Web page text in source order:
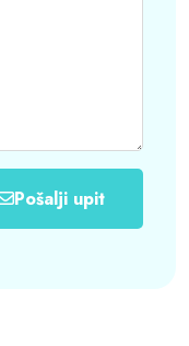
Pošalji upit